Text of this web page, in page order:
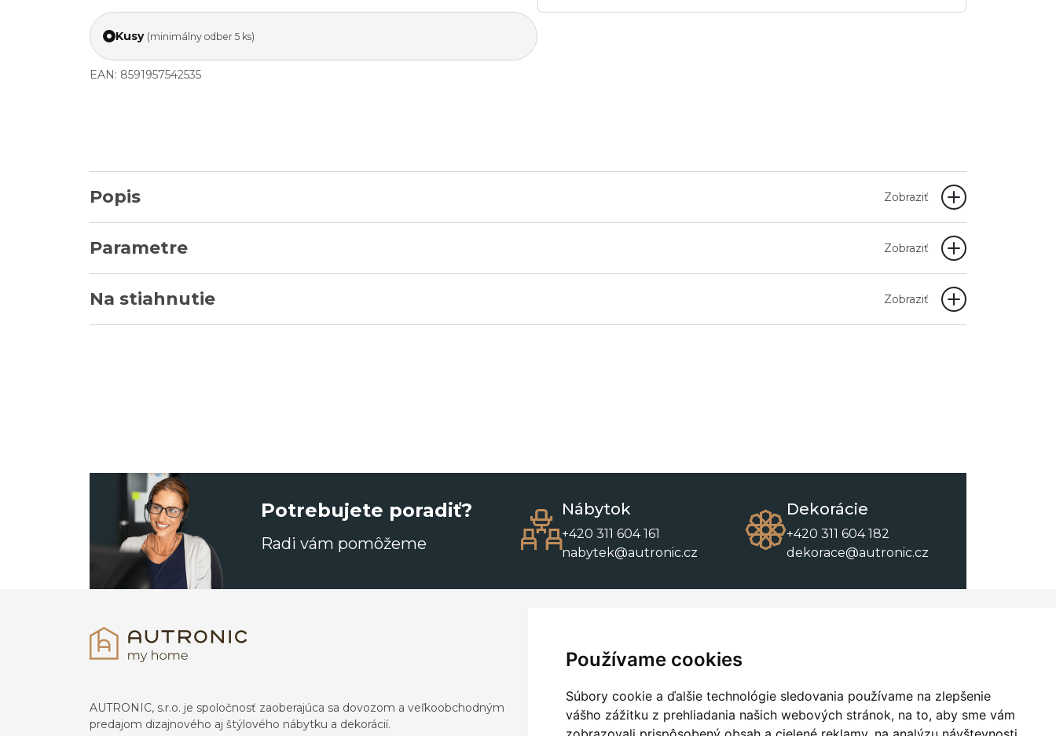
Používame cookies
Súbory cookie a ďalšie technológie sledovania používame na zlepšenie
vášho zážitku z prehliadania našich webových stránok, na to, aby sme vám
Kusy (minimálny odber 5 ks)
EAN: 8591957542535
Popis Zobraziť
Parametre Zobraziť
Na stiahnutie Zobraziť
Potrebujete poradiť?
Radi vám pomôžeme
Nábytok
+420 311 604 161
nabytek@autronic.cz
Dekorácie
+420 311 604 182
dekorace@autronic.cz
AUTRONIC, s.r.o. je spoločnosť zaoberajúca sa dovozom a veľkoobchodným
predajom dizajnového aj štýlového nábytku a dekorácií.
Kontakty